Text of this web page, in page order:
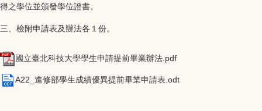
得之學位並頒發學位證書。
三、檢附申請表及辦法各１份。
國立臺北科技大學學生申請提前畢業辦法.pdf
A22_進修部學生成績優異提前畢業申請表.odt